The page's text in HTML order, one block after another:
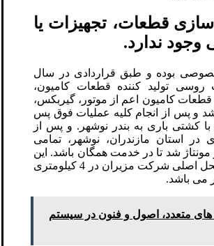
سازی قطعات، تجهیزات یا
وجود ندارد.
خصوصی بوده و طبق قراردادی در سال
روسی تولید کننده قطعات کامیون،
قطعات کامیون اعم از موتور، گیربکس،
و پس از انجام کلیه عملیات فوق پس
با کشتی باری به بندر نوشهر. و پس از
در استان مازندران، نوشهر، تمامی
شد تا در خدمت همگان باشد. این
کارخانه یا در واقع محل اصلی شرکت مزیران در 4 کیلومتری
می باشد.
های متعدد، اصول و فنون در سیستم